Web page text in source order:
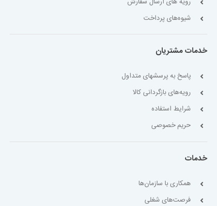
شیوه‌های پرداخت
خدمات مشتریان
پاسخ به پرسشهای متداول
رویه‌های بازگردانی کالا
شرایط استفاده
حریم خصوصی
خدمات
همکاری با سازمان‌ها
فرصت‌های شغلی